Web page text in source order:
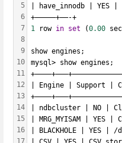
5
6
7
8
9
10
11
12
13
14
15
16
| have_innodb | YES |
+—————+——-+
1 row in set (0.00
show engines;
mysql> show engines;
| Engine | Support |
| ndbcluster | NO |
| MRG_MYISAM |
| BLACKHOLE | YES | /